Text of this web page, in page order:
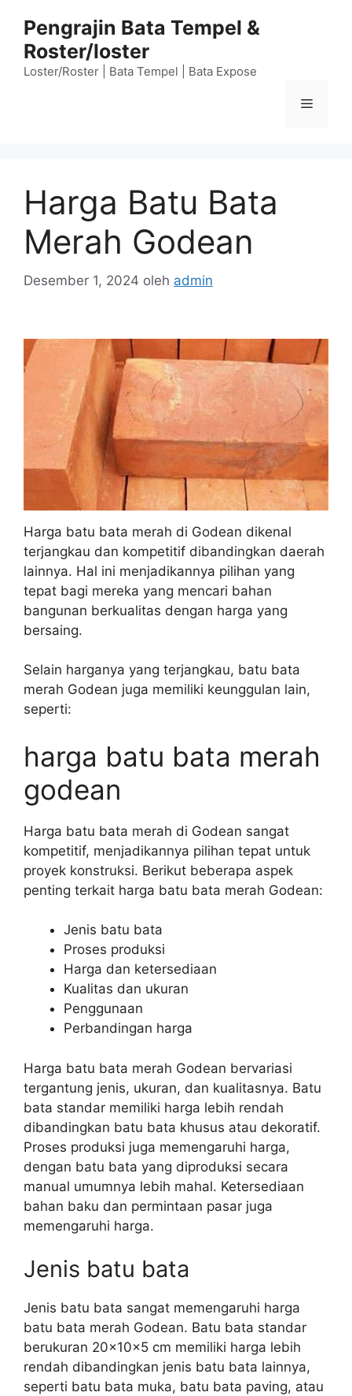
Pengrajin Bata Tempel &
Roster/loster
Loster/Roster | Bata Tempel | Bata Expose
Menu
Harga Batu Bata
Merah Godean
Desember 1, 2024 oleh admin
Harga batu bata merah di Godean dikenal
terjangkau dan kompetitif dibandingkan daerah
lainnya. Hal ini menjadikannya pilihan yang
tepat bagi mereka yang mencari bahan
bangunan berkualitas dengan harga yang
bersaing.
Selain harganya yang terjangkau, batu bata
merah Godean juga memiliki keunggulan lain,
seperti:
harga batu bata merah
godean
Harga batu bata merah di Godean sangat
kompetitif, menjadikannya pilihan tepat untuk
proyek konstruksi. Berikut beberapa aspek
penting terkait harga batu bata merah Godean:
Jenis batu bata
Proses produksi
Harga dan ketersediaan
Kualitas dan ukuran
Penggunaan
Perbandingan harga
Harga batu bata merah Godean bervariasi
tergantung jenis, ukuran, dan kualitasnya. Batu
bata standar memiliki harga lebih rendah
dibandingkan batu bata khusus atau dekoratif.
Proses produksi juga memengaruhi harga,
dengan batu bata yang diproduksi secara
manual umumnya lebih mahal. Ketersediaan
bahan baku dan permintaan pasar juga
memengaruhi harga.
Jenis batu bata
Jenis batu bata sangat memengaruhi harga
batu bata merah Godean. Batu bata standar
berukuran 20x10x5 cm memiliki harga lebih
rendah dibandingkan jenis batu bata lainnya,
seperti batu bata muka, batu bata paving, atau